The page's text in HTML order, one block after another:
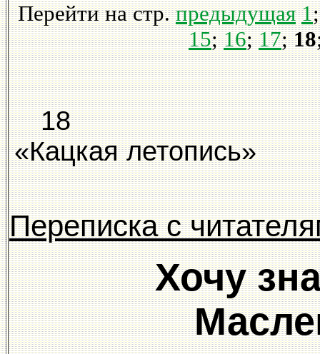
Перейти на стр.предыдущая 1
15;16;17;18
«Кацкая
Переписка с
Хочу